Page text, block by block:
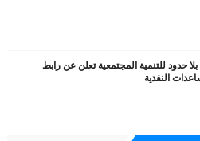
حدود للتنمية المجتمعية تعلن عن رابط
النقدية